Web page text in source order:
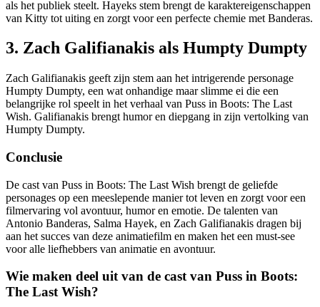
als het publiek steelt. Hayeks stem brengt de karaktereigenschappen
van Kitty tot uiting en zorgt voor een perfecte chemie met Banderas.
3. Zach Galifianakis als Humpty Dumpty
Zach Galifianakis geeft zijn stem aan het intrigerende personage
Humpty Dumpty, een wat onhandige maar slimme ei die een
belangrijke rol speelt in het verhaal van Puss in Boots: The Last
Wish. Galifianakis brengt humor en diepgang in zijn vertolking van
Humpty Dumpty.
Conclusie
De cast van Puss in Boots: The Last Wish brengt de geliefde
personages op een meeslepende manier tot leven en zorgt voor een
filmervaring vol avontuur, humor en emotie. De talenten van
Antonio Banderas, Salma Hayek, en Zach Galifianakis dragen bij
aan het succes van deze animatiefilm en maken het een must-see
voor alle liefhebbers van animatie en avontuur.
Wie maken deel uit van de cast van Puss in Boots:
The Last Wish?